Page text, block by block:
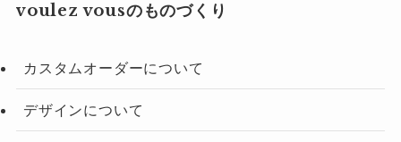
voulez vousのものづくり
カスタムオーダーについて
デザインについて